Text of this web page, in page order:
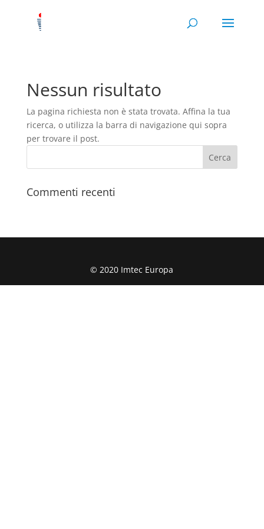
Nessun risultato
La pagina richiesta non è stata trovata. Affina la tua
ricerca, o utilizza la barra di navigazione qui sopra
per trovare il post.
Commenti recenti
© 2020 Imtec Europa